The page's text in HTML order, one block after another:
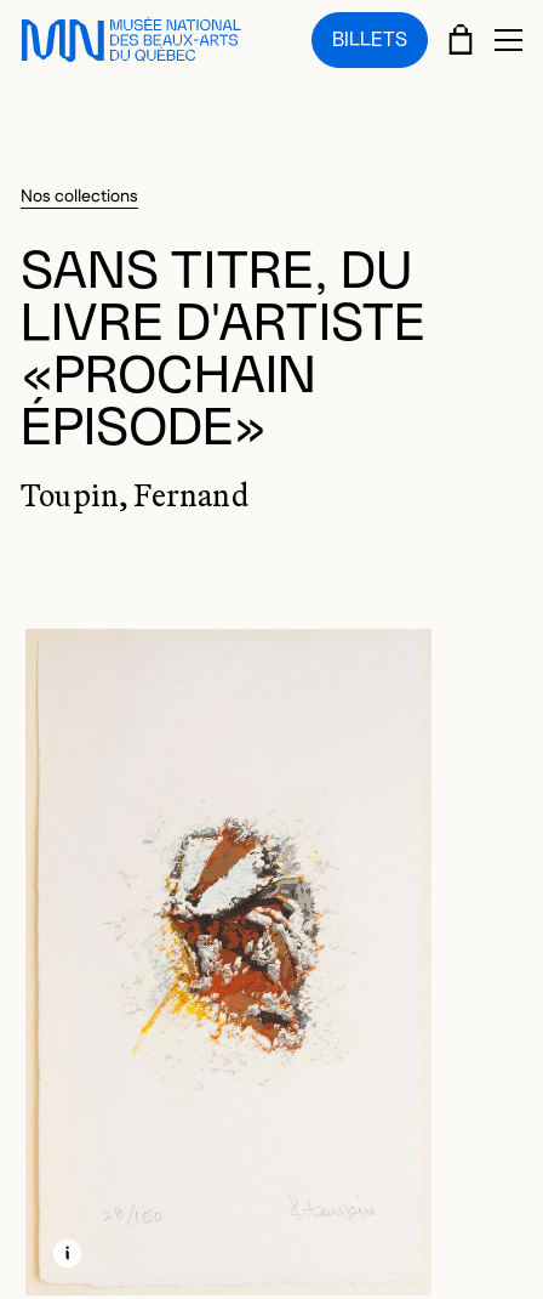
Sauter au menu principal
Sauter au contenu principal
Sauter au pied de page
BILLETS PANIER
Nos collections
SANS TITRE, DU
LIVRE D'ARTISTE
«PROCHAIN
ÉPISODE»
Toupin, Fernand
EN SAVOIR PLUS SUR CETTE IMAGE
OUVRIR LA MODALE